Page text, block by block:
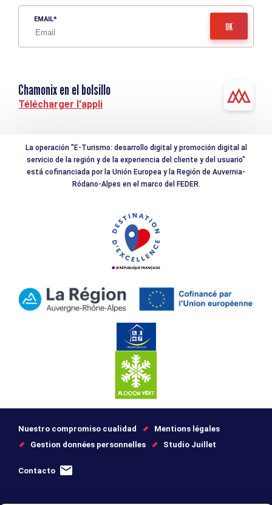
EMAIL
Chamonix en el bolsillo
Télécharger l'appli
La operación "E-Turismo: desarrollo digital y promoción digital al
servicio de la región y de la experiencia del cliente y del usuario"
está cofinanciada por la Unión Europea y la Región de Auvernia-
Ródano-Alpes en el marco del FEDER.
Nuestro compromiso cualidad
Mentions légales
Gestion données personnelles
Studio Juillet
Contacto